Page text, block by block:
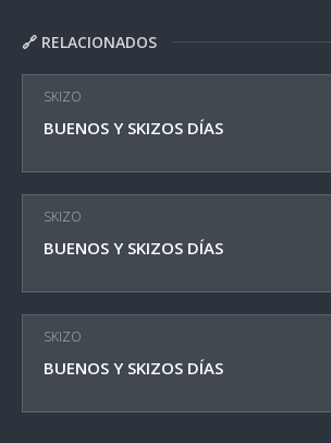
🔗 RELACIONADOS
SKIZO
BUENOS Y SKIZOS DÍAS
SKIZO
BUENOS Y SKIZOS DÍAS
SKIZO
BUENOS Y SKIZOS DÍAS